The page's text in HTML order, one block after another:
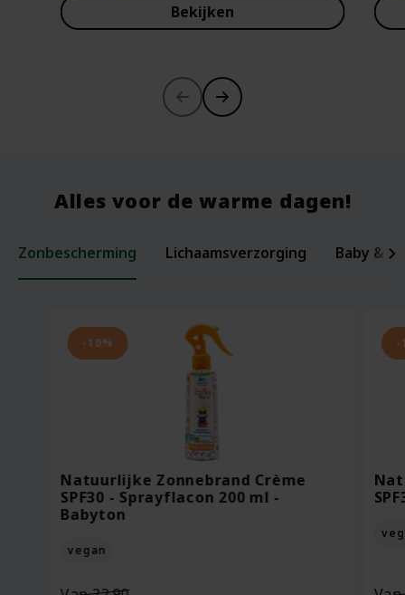
Bekijken
Bekijken
Oorspronkelijke
is:
€13.27.
Bekijken
Alles voor de warme dagen!
Zonbescherming Lichaamsverzorging Baby &
-10%
Natuurlijke Zonnebrand Crème
SPF30 - Sprayflacon 200 ml -
Babyton
vegan
-